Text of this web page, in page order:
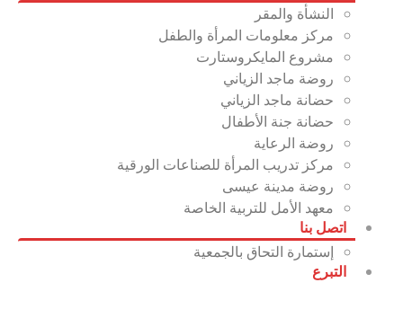
النشأة والمقر
مركز معلومات المرأة والطفل
مشروع المايكروستارت
روضة ماجد الزياني‎
حضانة ماجد الزياني
حضانة جنة الأطفال
روضة الرعاية
مركز تدريب المرأة للصناعات الورقية
روضة مدينة عيسى
معهد الأمل للتربية الخاصة
اتصل بنا
إستمارة التحاق بالجمعية
التبرع